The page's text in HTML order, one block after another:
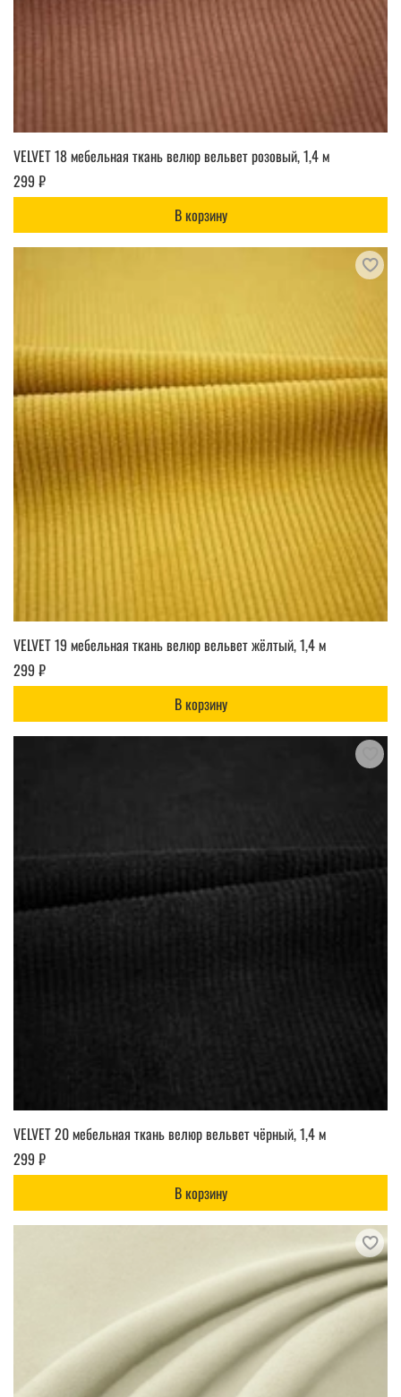
VELVET 18 мебельная ткань велюр вельвет розовый, 1,4 м
299 ₽
В корзину
VELVET 19 мебельная ткань велюр вельвет жёлтый, 1,4 м
299 ₽
В корзину
VELVET 20 мебельная ткань велюр вельвет чёрный, 1,4 м
299 ₽
В корзину